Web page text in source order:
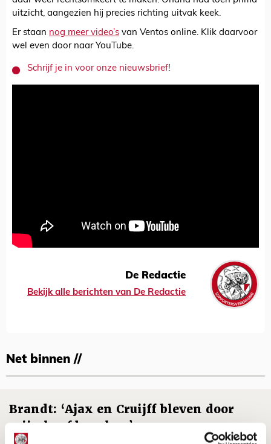
uitzicht, aangezien hij precies richting uitvak keek.
Er staan nog meer video’s van Ventos online. Klik daarvoor
wel even door naar YouTube.
Schrijf je in voor onze nieuwsbrief!
De Redactie
Bekijk alle berichten van De Redactie
Net binnen //
Brandt: ‘Ajax en Cruijff bleven door
mijn hoofd spoken’